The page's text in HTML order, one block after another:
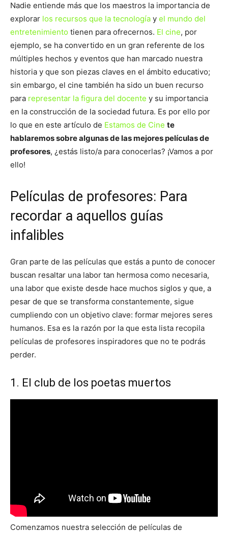
Nadie entiende más que los maestros la importancia de
explorar los recursos que la tecnología y el mundo del
entretenimiento tienen para ofrecernos. El cine, por
ejemplo, se ha convertido en un gran referente de los
múltiples hechos y eventos que han marcado nuestra
historia y que son piezas claves en el ámbito educativo;
sin embargo, el cine también ha sido un buen recurso
para representar la figura del docente y su importancia
en la construcción de la sociedad futura. Es por ello por
lo que en este artículo de Estamos de Cine te
hablaremos sobre algunas de las mejores películas de
profesores, ¿estás listo/a para conocerlas? ¡Vamos a por
ello!
Películas de profesores: Para
recordar a aquellos guías
infalibles
Gran parte de las películas que estás a punto de conocer
buscan resaltar una labor tan hermosa como necesaria,
una labor que existe desde hace muchos siglos y que, a
pesar de que se transforma constantemente, sigue
cumpliendo con un objetivo clave: formar mejores seres
humanos. Esa es la razón por la que esta lista recopila
películas de profesores inspiradores que no te podrás
perder.
1. El club de los poetas muertos
Comenzamos nuestra selección de películas de